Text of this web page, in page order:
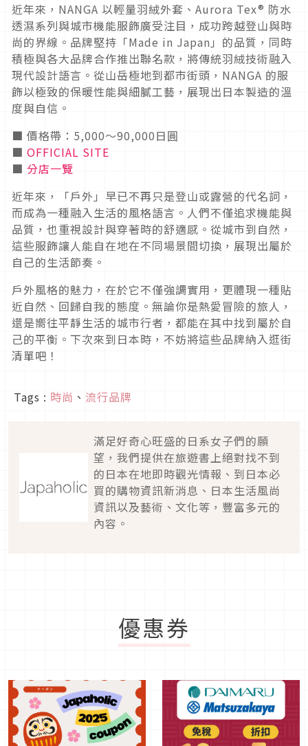
近年來，NANGA 以輕量羽絨外套、Aurora Tex® 防水
透濕系列與城市機能服飾廣受注目，成功跨越登山與時
尚的界線。品牌堅持「Made in Japan」的品質，同時
積極與各大品牌合作推出聯名款，將傳統羽絨技術融入
現代設計語言。從山岳極地到都市街頭，NANGA 的服
飾以極致的保暖性能與細膩工藝，展現出日本製造的溫
度與自信。
■ 價格帶：5,000〜90,000日圓
■ OFFICIAL SITE
■ 分店一覽
近年來，「戶外」早已不再只是登山或露營的代名詞，
而成為一種融入生活的風格語言。人們不僅追求機能與
品質，也重視設計與穿著時的舒適感。從城市到自然，
這些服飾讓人能自在地在不同場景間切換，展現出屬於
自己的生活節奏。
戶外風格的魅力，在於它不僅強調實用，更體現一種貼
近自然、回歸自我的態度。無論你是熱愛冒險的旅人，
還是嚮往平靜生活的城市行者，都能在其中找到屬於自
己的平衡。下次來到日本時，不妨將這些品牌納入逛街
清單吧！
Tags : 時尚 、 流行品牌
滿足好奇心旺盛的日系女子們的願
望，我們提供在旅遊書上絕對找不到
的日本在地即時觀光情報、到日本必
買的購物資訊新消息、日本生活風尚
資訊以及藝術、文化等，豐富多元的
內容。
優惠券